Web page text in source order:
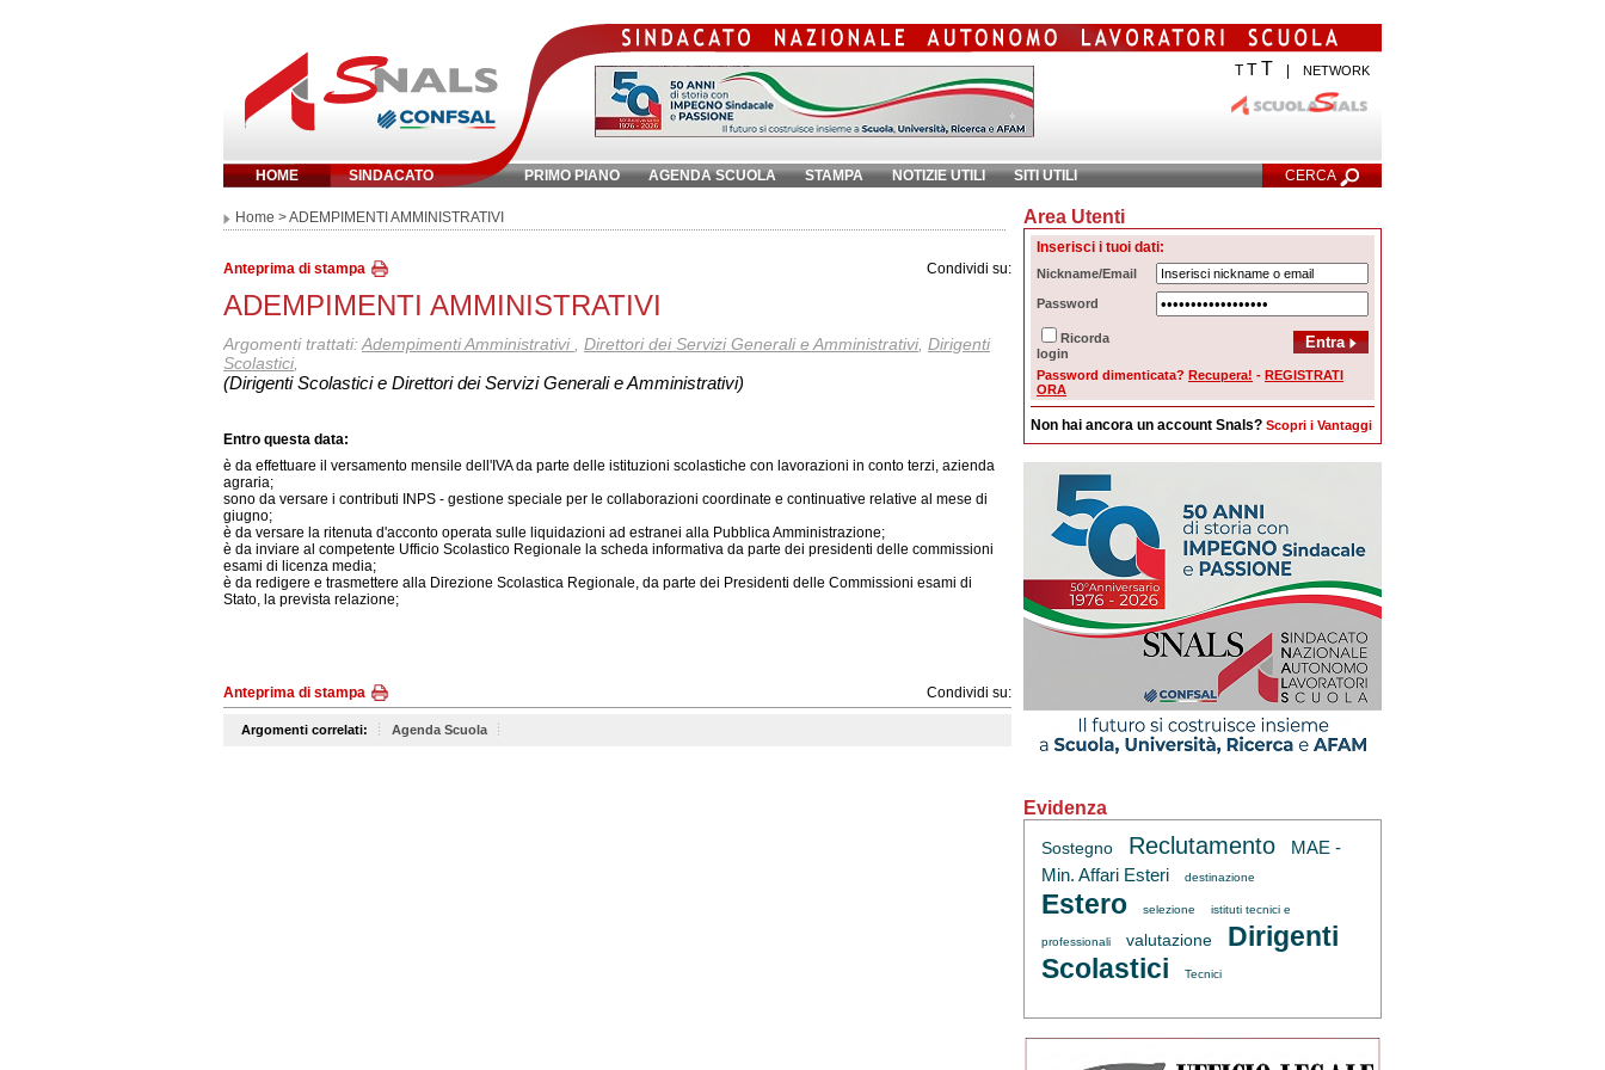
T TT NETWORK
HOME SINDACATO PRIMO PIANO AGENDA SCUOLA STAMPA NOTIZIE UTILI SITI UTILI CERCA
Inserisci parola chiave: Ricerca Avanzata
Home > ADEMPIMENTI AMMINISTRATIVI
Anteprima di stampa Condividi su:
ADEMPIMENTI AMMINISTRATIVI
Argomenti trattati: Adempimenti Amministrativi Direttori dei Servizi Generali e Amministrativi, Dirigenti
Scolastici,
(Dirigenti Scolastici e Direttori dei Servizi Generali e Amministrativi)
Entro questa data:
è da effettuare il versamento mensile dell'IVA da parte delle istituzioni scolastiche con lavorazioni in conto terzi, azienda
agraria;
sono da versare i contributi INPS - gestione speciale per le collaborazioni coordinate e continuative relative al mese di
giugno;
è da versare la ritenuta d'acconto operata sulle liquidazioni ad estranei alla Pubblica Amministrazione;
è da inviare al competente Ufficio Scolastico Regionale la scheda informativa da parte dei presidenti delle commissioni
esami di licenza media;
è da redigere e trasmettere alla Direzione Scolastica Regionale, da parte dei Presidenti delle Commissioni esami di
Stato, la prevista relazione;
Anteprima di stampa Condividi su:
Argomenti correlati: Agenda Scuola
Area Utenti
Inserisci i tuoi dati:
Nickname/Email
Password
Ricorda
login
Password dimenticata? Recupera! - REGISTRATI
ORA
Non hai ancora un account Snals? Scopri i Vantaggi
Evidenza
Sostegno Reclutamento
MAE -
Min. Affari Esteri
destinazione
Estero selezione istituti tecnici e
professionali valutazione
Dirigenti
Scolastici
Tecnici